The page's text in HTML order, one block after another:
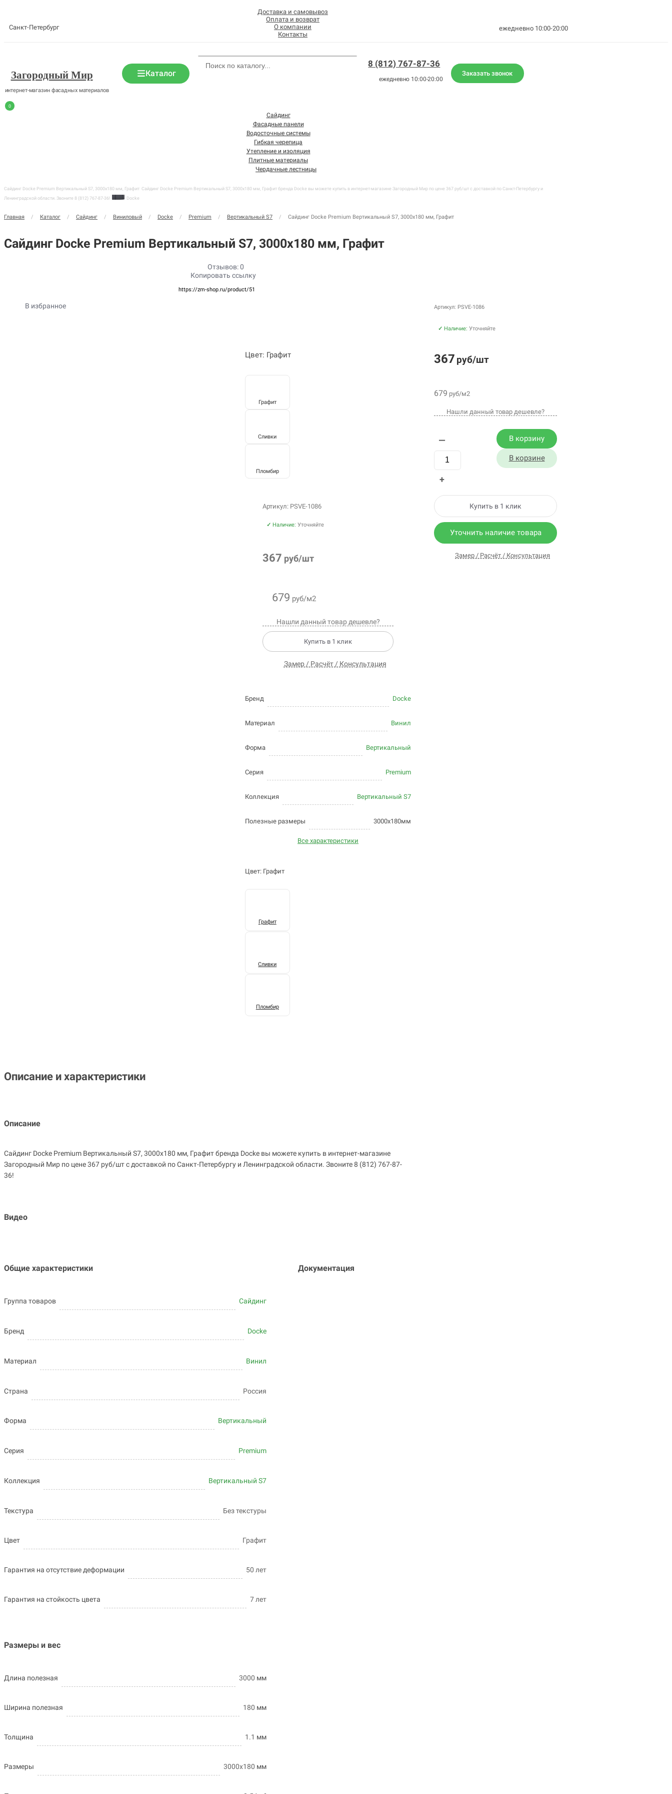
Санкт-Петербург
Доставка и самовывоз
Оплата и возврат
О компании
Контакты
ежедневно 10:00-20:00
Загородный Мир
интернет-магазин фасадных материалов
Каталог
8 (812) 767-87-36
ежедневно 10:00-20:00
Заказать звонок
0
Сайдинг
Фасадные панели
Водосточные системы
Гибкая черепица
Утепление и изоляция
Плитные материалы
Чердачные лестницы
Сайдинг Docke Premium Вертикальный S7, 3000х180 мм, Графит Сайдинг Docke Premium Вертикальный S7, 3000х180 мм, Графит бренда Docke вы можете купить в интернет-магазине Загородный Мир по цене 367 руб/шт с доставкой по Санкт-Петербургу и
Ленинградской области. Звоните 8 (812) 767-87-36!
Docke
Главная / Каталог / Сайдинг / Виниловый / Docke / Premium / Вертикальный S7 / Сайдинг Docke Premium Вертикальный S7, 3000х180 мм, Графит
Сайдинг Docke Premium Вертикальный S7, 3000х180 мм, Графит
Отзывов: 0
Копировать ссылку
https://zm-shop.ru/product/51
В избранное
Цвет: Графит
Графит
Сливки
Пломбир
Артикул: PSVE-1086
✓ Наличие: Уточняйте
367 руб/шт
679 руб/м2
Нашли данный товар дешевле?
Купить в 1 клик
Замер / Расчёт / Консультация
Бренд Docke
Материал Винил
Форма Вертикальный
Серия Premium
Коллекция Вертикальный S7
Полезные размеры 3000х180мм
Все характеристики
Цвет: Графит
Графит
Сливки
Пломбир
Описание и характеристики
Описание
Сайдинг Docke Premium Вертикальный S7, 3000х180 мм, Графит бренда Docke вы можете купить в интернет-магазине
Загородный Мир по цене 367 руб/шт с доставкой по Санкт-Петербургу и Ленинградской области. Звоните 8 (812) 767-87-
36!
Видео
Общие характеристики
Группа товаров Сайдинг
Бренд Docke
Материал Винил
Страна Россия
Форма Вертикальный
Серия Premium
Коллекция Вертикальный S7
Текстура Без текстуры
Цвет Графит
Гарантия на отсутствие деформации 50 лет
Гарантия на стойкость цвета 7 лет
Размеры и вес
Длина полезная 3000 мм
Ширина полезная 180 мм
Толщина 1.1 мм
Размеры 3000х180 мм
Документация
Артикул: PSVE-1086
✓ Наличие: Уточняйте
367 руб/шт
679 руб/м2
Нашли данный товар дешевле?
—
+
В корзину
В корзине
Купить в 1 клик
Уточнить наличие товара
Замер / Расчёт / Консультация